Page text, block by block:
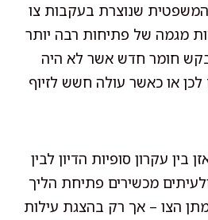
המשפטית שנוצרת בעקבות צו
מגמה של פתיחות רבה יותר
חומר חדש אשר לא היה
או כאשר עולה חשש לזיוף
עקרון סופיות הדיון לבין
מכשירים פתיחת הליך
הצו – אך רק בהצגת עילות